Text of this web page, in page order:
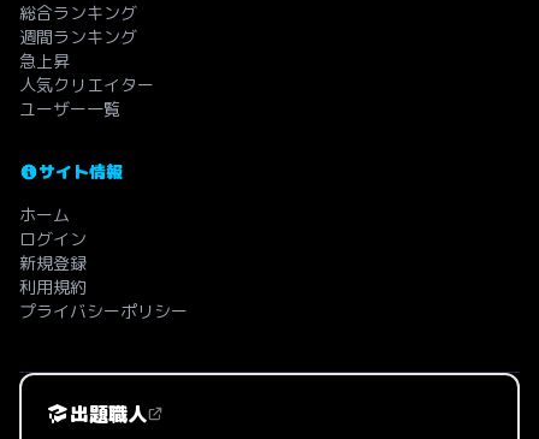
総合ランキング
週間ランキング
急上昇
人気クリエイター
ユーザー一覧
サイト情報
ホーム
ログイン
新規登録
利用規約
プライバシーポリシー
出題職人